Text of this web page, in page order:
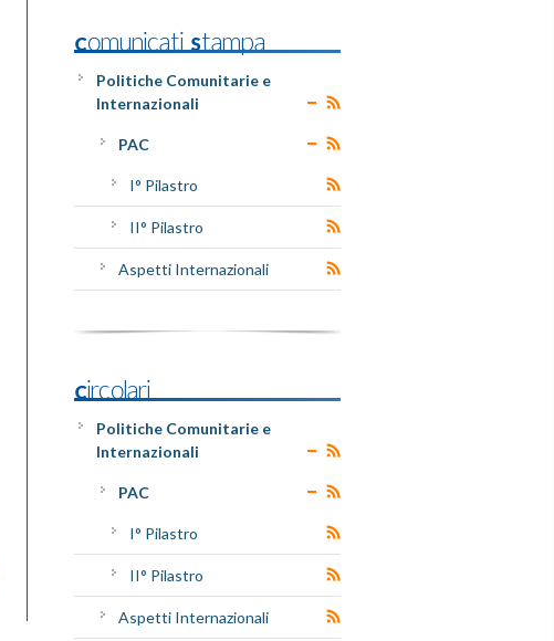
Comunicati Stampa
Politiche Comunitarie e
Internazionali
PAC
I° Pilastro
II° Pilastro
Aspetti Internazionali
Circolari
Politiche Comunitarie e
Internazionali
PAC
I° Pilastro
II° Pilastro
Aspetti Internazionali